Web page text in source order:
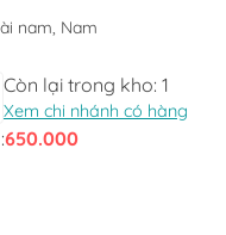
nam, Nam
Còn lại trong kho: 1
Xem chi nhánh có hàng
650.000